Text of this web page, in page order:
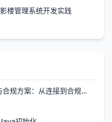
楼管理系统开发实践
规方案：从连接到合规的